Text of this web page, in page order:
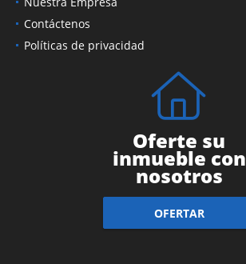
Contáctenos
Políticas de privacidad
Oferte su
inmueble con
nosotros
OFERTAR